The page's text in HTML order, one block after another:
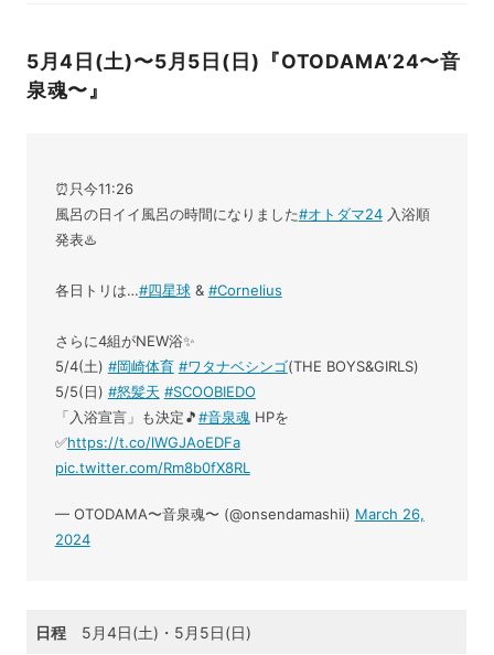
5月4日(土)〜5月5日(日)『OTODAMA’24〜音
泉魂〜』
⏰只今11:26
風呂の日イイ風呂の時間になりました#オトダマ24入浴順
発表♨️
各日トリは…#四星球& #Cornelius
さらに4組がNEW浴✨
5/4(土) #岡崎体育 #ワタナベシンゴ(THE BOYS&GIRLS)
5/5(日) #怒髪天 #SCOOBIEDO
「入浴宣言」も決定🎵#音泉魂HPを
✅https://t.co/lWGJAoEDFa
pic.twitter.com/Rm8b0fX8RL
— OTODAMA〜音泉魂〜 (@onsendamashii) March 26,
2024
日程5月4日(土)・5月5日(日)